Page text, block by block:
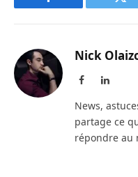
Facebook
Nick
Facebook
News,
partage ce
répondre au